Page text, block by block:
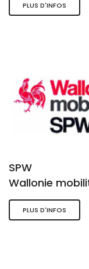
PLUS D'INFOS
SPW
Wallonie
PLUS D'INFOS